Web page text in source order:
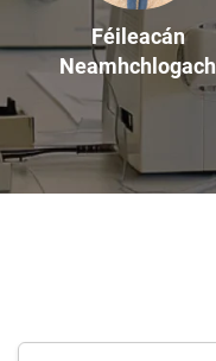
Féileacán
Neamhchlogach